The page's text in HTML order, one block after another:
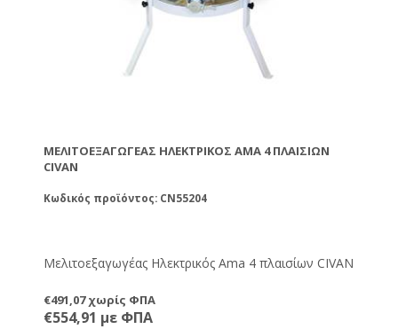
ΜΕΛΙΤΟΕΞΑΓΩΓΈΑΣ ΗΛΕΚΤΡΙΚΌΣ AMA 4 ΠΛΑΙΣΊΩΝ
CIVAN
Κωδικός προϊόντος: CN55204
Μελιτοεξαγωγέας Ηλεκτρικός Ama 4 πλαισίων CIVAN
€491,07 χωρίς ΦΠΑ
€554,91 με ΦΠΑ